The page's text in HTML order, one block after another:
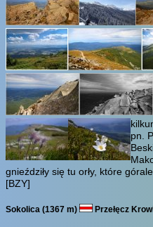
pn.
gnieździły się tu orły, które
[BZY]
Sokolica (1367 m) Przełęcz